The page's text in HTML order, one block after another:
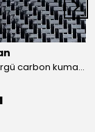
200 g twill örgü carbon kumaş m2